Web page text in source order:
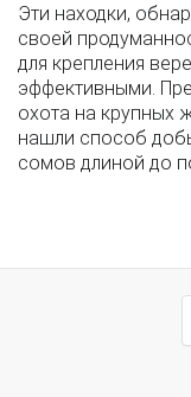
Эти находки,
своей
для крепления
эффективными.
охота на крупных
нашли способ
сомов длиной до